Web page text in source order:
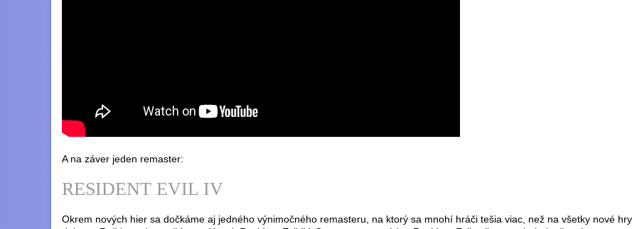
A na záver jeden remaster:
RESIDENT EVIL IV
Okrem nových hier sa dočkáme aj jedného výnimočného remasteru, na ktorý sa mnohí hráči tešia viac, než na všetky nové hry